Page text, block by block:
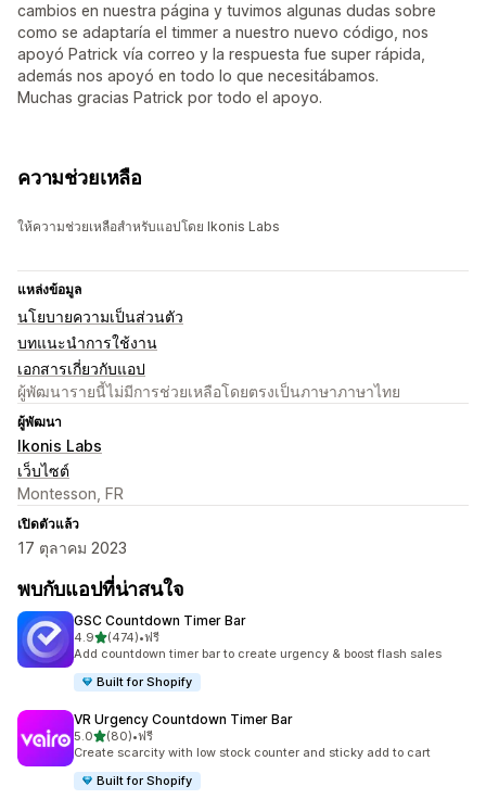
cambios en nuestra página y tuvimos algunas dudas sobre
como se adaptaría el timmer a nuestro nuevo código, nos
apoyó Patrick vía correo y la respuesta fue super rápida,
además nos apoyó en todo lo que necesitábamos.
Muchas gracias Patrick por todo el apoyo.
ความช่วยเหลือ
ให้ความช่วยเหลือสำหรับแอปโดย Ikonis Labs
แหล่งข้อมูล
นโยบายความเป็นส่วนตัว
บทแนะนำการใช้งาน
เอกสารเกี่ยวกับแอป
ผู้พัฒนารายนี้ไม่มีการช่วยเหลือโดยตรงเป็นภาษาภาษาไทย
ผู้พัฒนา
Ikonis Labs
เว็บไซต์
Montesson, FR
เปิดตัวแล้ว
17 ตุลาคม 2023
พบกับแอปที่น่าสนใจ
GSC Countdown Timer Bar
4.9เต็ม 5 ดาว
(474)
ทั้งหมด 474 รีวิว
•ฟรี
Add countdown timer bar to create urgency & boost flash sales
Built for Shopify
VR Urgency Countdown Timer Bar
5.0เต็ม 5 ดาว
(80)
ทั้งหมด 80 รีวิว
•ฟรี
Create scarcity with low stock counter and sticky add to cart
Built for Shopify